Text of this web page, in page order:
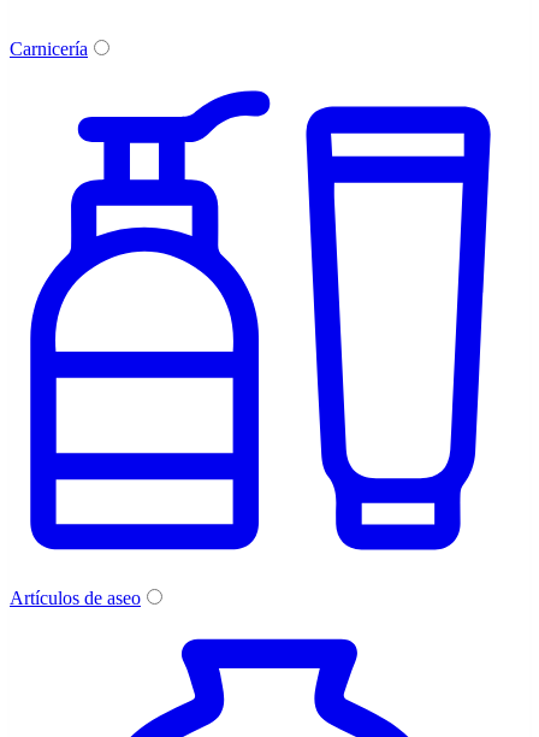
Carnicería
Artículos de aseo